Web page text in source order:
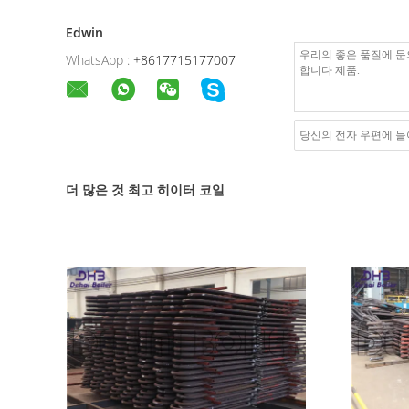
Edwin
WhatsApp : +8617715177007
더 많은 것 최고 히이터 코일